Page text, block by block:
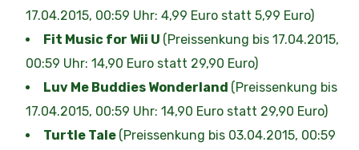
17.04.2015, 00:59 Uhr: 4,99 Euro statt 5,99 Euro)
Fit Music for Wii U (Preissenkung bis 17.04.2015,
00:59 Uhr: 14,90 Euro statt 29,90 Euro)
Luv Me Buddies Wonderland (Preissenkung bis
17.04.2015, 00:59 Uhr: 14,90 Euro statt 29,90 Euro)
Turtle Tale (Preissenkung bis 03.04.2015, 00:59